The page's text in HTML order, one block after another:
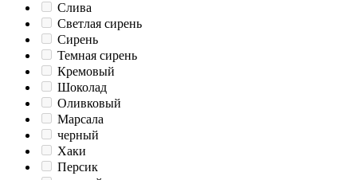
Слива
Светлая сирень
Сирень
Темная сирень
Кремовый
Шоколад
Оливковый
Марсала
черный
Хаки
Персик